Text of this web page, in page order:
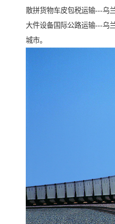
散拼货物车皮包税运输---乌
大件设备国际公路运输---乌
城市。